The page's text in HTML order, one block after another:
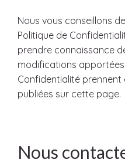
Nous vous conseillons
Politique de
prendre connaissance
modifications
Confidentialité prennent
publiées sur cette page.
Nous